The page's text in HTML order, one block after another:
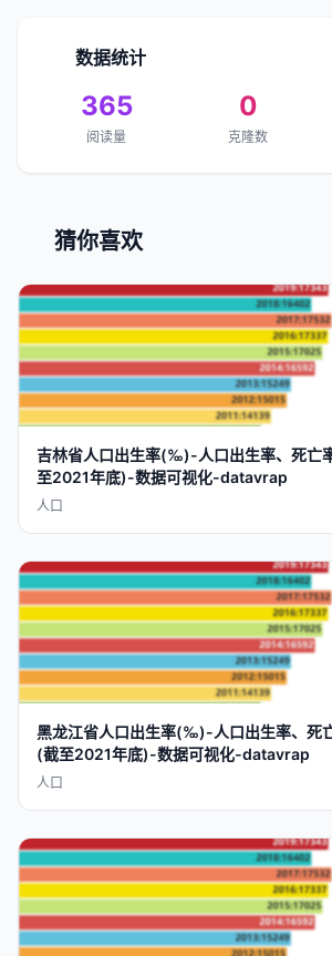
数据统计
365
阅读量
0
克隆数
猜你喜欢
吉林省人口出生率(‰)-人口出生率、死亡
至2021年底)-数据可视化-datavrap
人口
黑龙江省人口出生率(‰)-人口出生率、死
(截至2021年底)-数据可视化-datavrap
人口